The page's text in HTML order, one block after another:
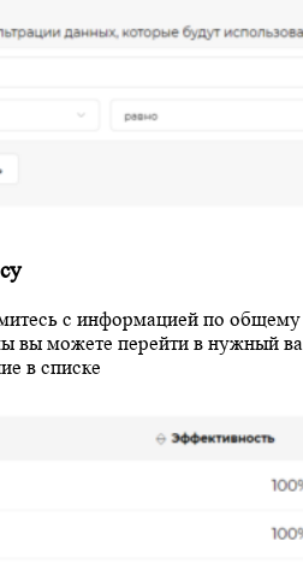
с информацией по общему
вы можете перейти в нужный
в списке